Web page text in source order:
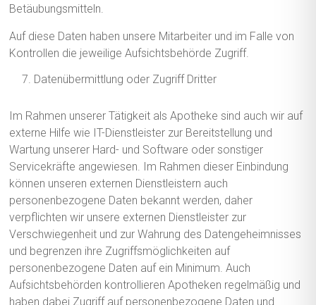
Betäubungsmitteln.
Auf diese Daten haben unsere Mitarbeiter und im Falle von
Kontrollen die jeweilige Aufsichtsbehörde Zugriff.
Datenübermittlung oder Zugriff Dritter
Im Rahmen unserer Tätigkeit als Apotheke sind auch wir auf
externe Hilfe wie IT-Dienstleister zur Bereitstellung und
Wartung unserer Hard- und Software oder sonstiger
Servicekräfte angewiesen. Im Rahmen dieser Einbindung
können unseren externen Dienstleistern auch
personenbezogene Daten bekannt werden, daher
verpflichten wir unsere externen Dienstleister zur
Verschwiegenheit und zur Wahrung des Datengeheimnisses
und begrenzen ihre Zugriffsmöglichkeiten auf
personenbezogene Daten auf ein Minimum. Auch
Aufsichtsbehörden kontrollieren Apotheken regelmäßig und
haben dabei Zugriff auf personenbezogene Daten und